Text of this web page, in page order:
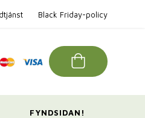
Black Friday-policy
FYNDSIDAN!